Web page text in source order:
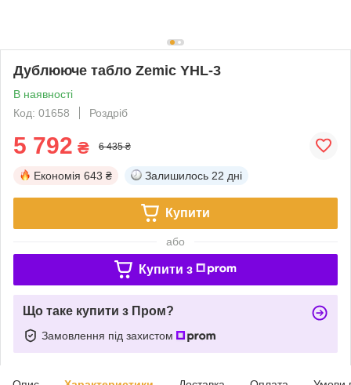
Дублююче табло Zemic YHL-3
В наявності
Код: 01658
Роздріб
5 792 ₴ 6 435 ₴
Економія 643 ₴ Залишилось 22 дні
Купити
або
Купити з
Що таке купити з Пром?
Замовлення під захистом